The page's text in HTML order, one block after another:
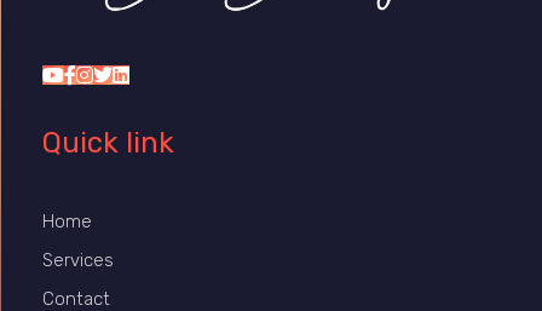
Quick link
Home
Services
Contact